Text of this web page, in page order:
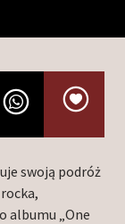
swoją podróż
albumu „One